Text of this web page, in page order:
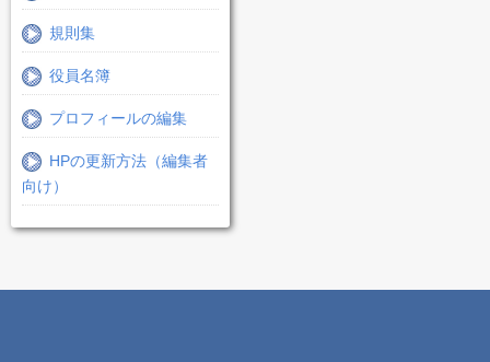
規則集
役員名簿
プロフィールの編集
HPの更新方法（編集者
向け）